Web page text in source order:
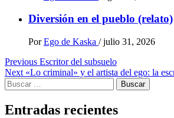
Diversión en el pueblo (relato)
Por Ego de Kaska / julio 31, 2026
Post
navigation
Previous Escritor del subsuelo
Next «Lo criminal» y el artista del ego: la
Buscar:
Entradas recientes